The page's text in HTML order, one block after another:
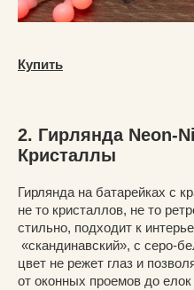
Купить
2. Гирлянда Neon-
Кристаллы
Гирлянда на батарейках с
не то кристаллов, не то
стильно, подходит к
«скандинавский», с серо-
цвет не режет глаз и
от оконных проемов до